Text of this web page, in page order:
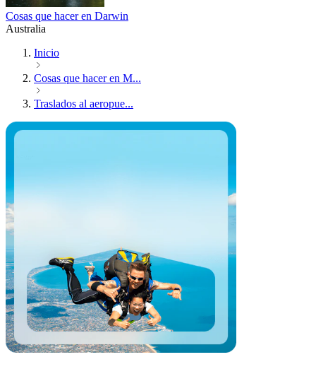
Cosas que hacer en Darwin
Australia
Inicio
Cosas que hacer en M...
Traslados al aeropue...